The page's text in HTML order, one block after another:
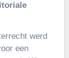
werd
een